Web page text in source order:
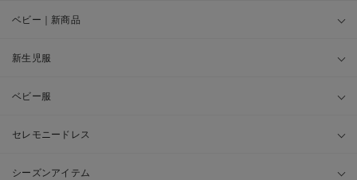
ベビー｜新商品
新生児服
ベビー服
セレモニードレス
シーズンアイテム